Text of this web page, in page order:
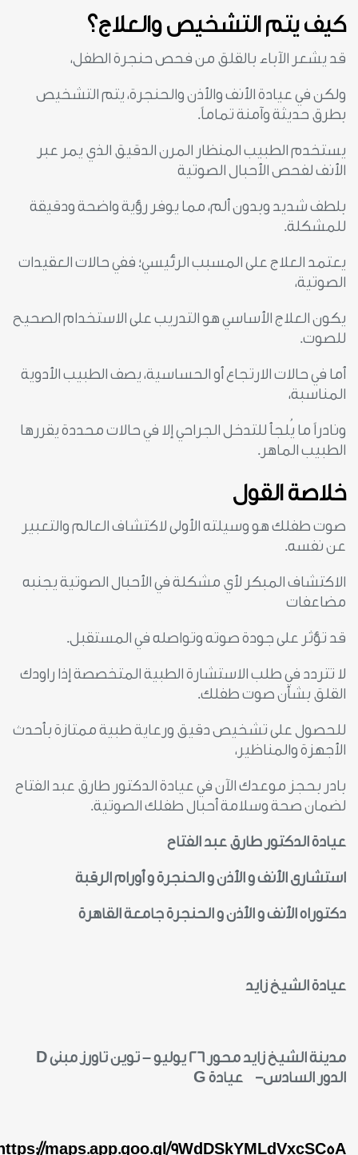
كيف يتم التشخيص والعلاج؟
قد يشعر الآباء بالقلق من فحص حنجرة الطفل،
ولكن في عيادة الأنف والأذن والحنجرة، يتم التشخيص
بطرق حديثة وآمنة تماماً.
يستخدم الطبيب المنظار المرن الدقيق الذي يمر عبر
الأنف لفحص الأحبال الصوتية
بلطف شديد وبدون ألم، مما يوفر رؤية واضحة ودقيقة
للمشكلة.
يعتمد العلاج على المسبب الرئيسي؛ ففي حالات العقيدات
الصوتية،
يكون العلاج الأساسي هو التدريب على الاستخدام الصحيح
للصوت.
أما في حالات الارتجاع أو الحساسية، يصف الطبيب الأدوية
المناسبة،
ونادراً ما يُلجأ للتدخل الجراحي إلا في حالات محددة يقررها
الطبيب الماهر.
خلاصة القول
صوت طفلك هو وسيلته الأولى لاكتشاف العالم والتعبير
عن نفسه.
الاكتشاف المبكر لأي مشكلة في الأحبال الصوتية يجنبه
مضاعفات
قد تؤثر على جودة صوته وتواصله في المستقبل.
لا تتردد في طلب الاستشارة الطبية المتخصصة إذا راودك
القلق بشأن صوت طفلك.
للحصول على تشخيص دقيق ورعاية طبية ممتازة بأحدث
الأجهزة والمناظير،
بادر بحجز موعدك الآن في عيادة الدكتور طارق عبد الفتاح
لضمان صحة وسلامة أحبال طفلك الصوتية.
عيادة الدكتور طارق عبد الفتاح
استشارى الأنف و الأذن و الحنجرة و أورام الرقبة
دكتوراه الأنف و الأذن و الحنجرة جامعة القاهرة
عيادة الشيخ زايد
مدينة الشيخ زايد محور 26 يوليو – توين تاورز مبنى
D
الدور السادس- عيادةG
https://maps.app.goo.gl/9WdDSkYMLdVxcSC5A